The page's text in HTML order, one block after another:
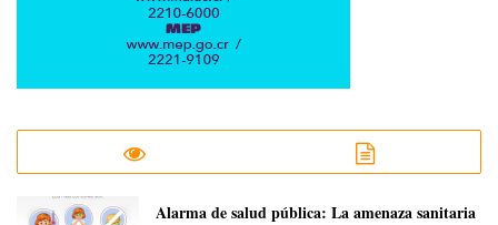
​Alarma de salud pública: La amenaza sanitaria